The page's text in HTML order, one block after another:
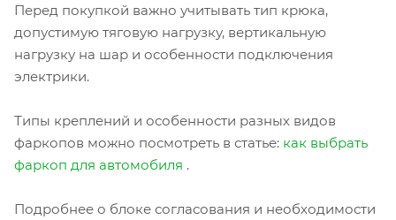
Перед покупкой важно учитывать тип крюка,
допустимую тяговую нагрузку, вертикальную
нагрузку на шар и особенности подключения
электрики.
Типы креплений и особенности разных видов
фаркопов можно посмотреть в статье: как выбрать
фаркоп для автомобиля .
Подробнее о блоке согласования и необходимости